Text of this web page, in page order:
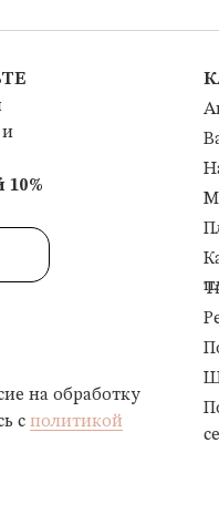
и
10%
на обработку
c политикой